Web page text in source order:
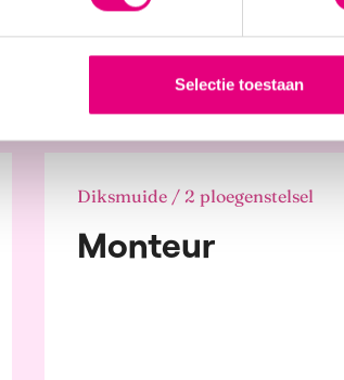
Selectie toestaan
Administration
Profit
and Tourism
More
Diksmuide / 2 ploegenstelsel
Monteur